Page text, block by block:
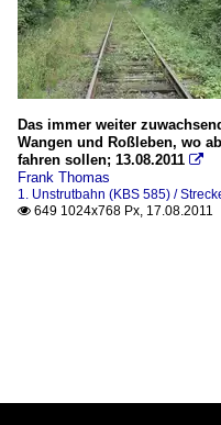
Das immer weiter
Wangen und Roßleben, wo
fahren sollen; 13.08.2011 
Frank Thomas
1. Unstrutbahn (KBS 585) /
 649 1024x768 Px, 17.08.2011